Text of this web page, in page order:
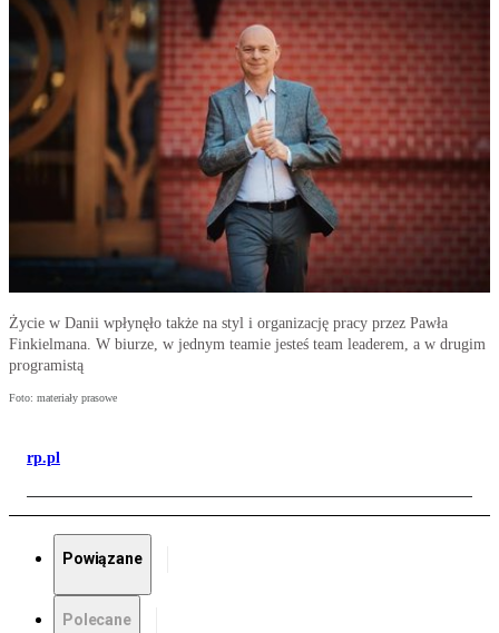
Życie w Danii wpłynęło także na styl i organizację pracy przez Pawła
Finkielmana. W biurze, w jednym teamie jesteś team leaderem, a w drugim
programistą
Foto: materiały prasowe
rp.pl
Powiązane
Polecane